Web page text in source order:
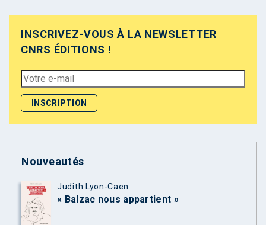
INSCRIVEZ-VOUS À LA NEWSLETTER
CNRS ÉDITIONS !
Nouveautés
Judith Lyon-Caen
« Balzac nous appartient »